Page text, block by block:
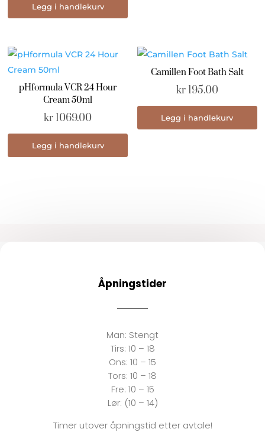
Legg i handlekurv
pHformula VCR 24 Hour
Cream 50ml
kr 1069.00
Legg i handlekurv
Camillen Foot Bath Salt
kr195.00
Legg i handlekurv
Åpningstider
Man: Stengt
Tirs: 10 – 18
Ons: 10 – 15
Tors: 10 – 18
Fre: 10 – 15
Lør: (10 – 14)
Timer utover åpningstid etter avtale!